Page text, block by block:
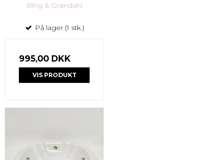
Bing & Grøndahl
På lager (1 stk.)
995,00 DKK
VIS PRODUKT